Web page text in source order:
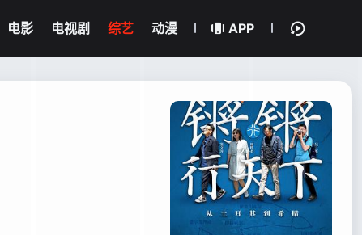
电影 电视剧 综艺 动漫 APP